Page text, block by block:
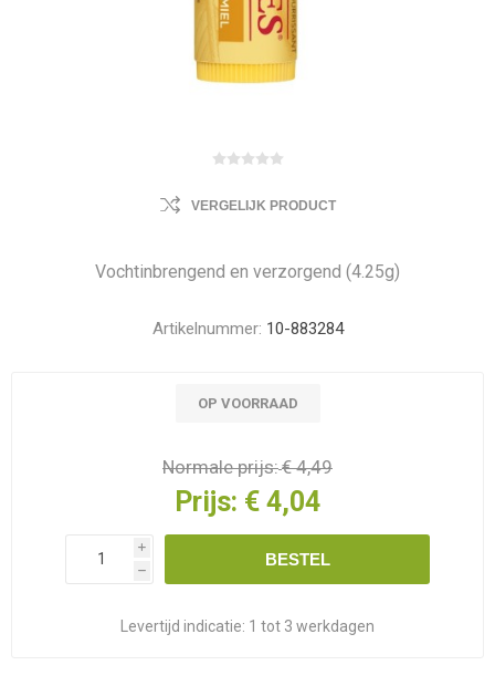
VERGELIJK PRODUCT
Vochtinbrengend en verzorgend (4.25g)
Artikelnummer: 10-883284
OP VOORRAAD
Normale prijs:€ 4,49
Prijs: € 4,04
i
h
BESTEL
Levertijd indicatie: 1 tot 3 werkdagen